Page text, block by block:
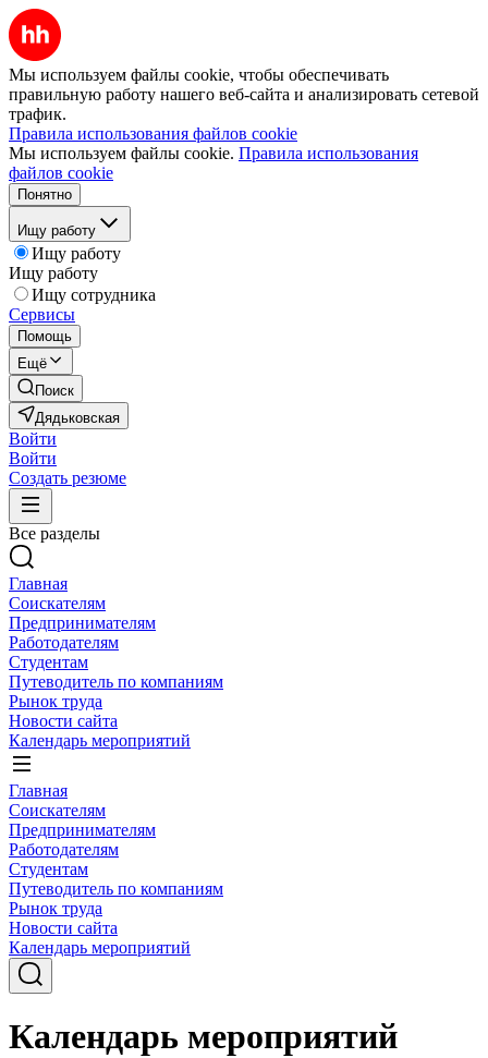
Мы используем файлы cookie, чтобы обеспечивать
правильную работу нашего веб-сайта и анализировать сетевой
трафик.
Правила использования файлов cookie
Мы используем файлы cookie. Правила использования
файлов cookie
Понятно
Ищу работу
Ищу работу
Ищу работу
Ищу сотрудника
Сервисы
Помощь
Ещё
Поиск
Дядьковская
Войти
Войти
Создать резюме
Все разделы
Главная
Соискателям
Предпринимателям
Работодателям
Студентам
Путеводитель по компаниям
Рынок труда
Новости сайта
Календарь мероприятий
Главная
Соискателям
Предпринимателям
Работодателям
Студентам
Путеводитель по компаниям
Рынок труда
Новости сайта
Календарь мероприятий
Календарь мероприятий